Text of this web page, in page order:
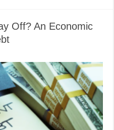
Off? An Economic